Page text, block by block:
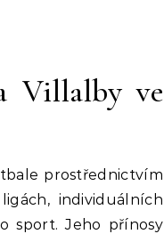
Villalby ve
prostřednictvím
individuálních
sport. Jeho přínosy